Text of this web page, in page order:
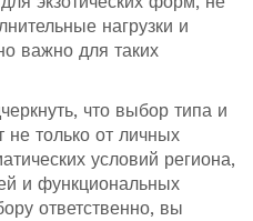
нагрузки и
важно для таких
что выбор типа и
не только от личных
условий региона,
и функциональных
ответственно, вы